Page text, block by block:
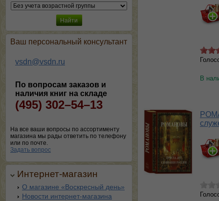
Ваш персональный консультант
vsdn@vsdn.ru
По вопросам заказов и
наличия книг на складе
(495) 302–54–13
На все ваши вопросы по ассортименту
магазина мы рады ответить по телефону
или по почте.
Задать вопрос
Интернет-магазин
О магазине «Воскресный день»
Новости интернет-магазина
В